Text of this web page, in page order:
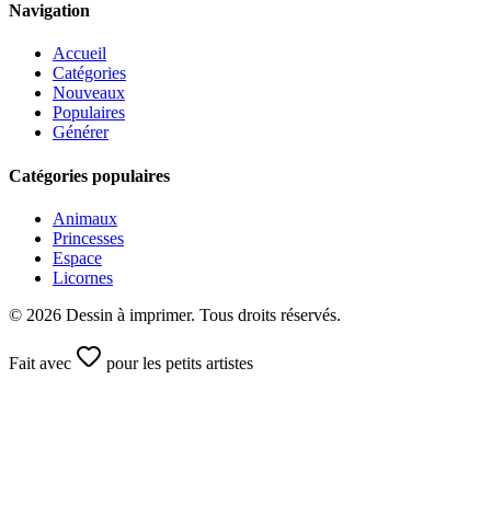
Navigation
Accueil
Catégories
Nouveaux
Populaires
Générer
Catégories populaires
Animaux
Princesses
Espace
Licornes
© 2026 Dessin à imprimer. Tous droits réservés.
Fait avec pour les petits artistes